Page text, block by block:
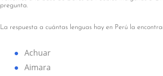
pregunta.
La respuesta a cuántas lenguas hay en Perú la
Achuar
Aimara